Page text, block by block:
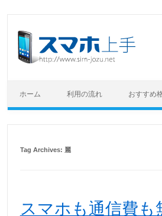
ホーム 利用の流れ おすすめ
Tag Archives: 麗
スマホも通信費も